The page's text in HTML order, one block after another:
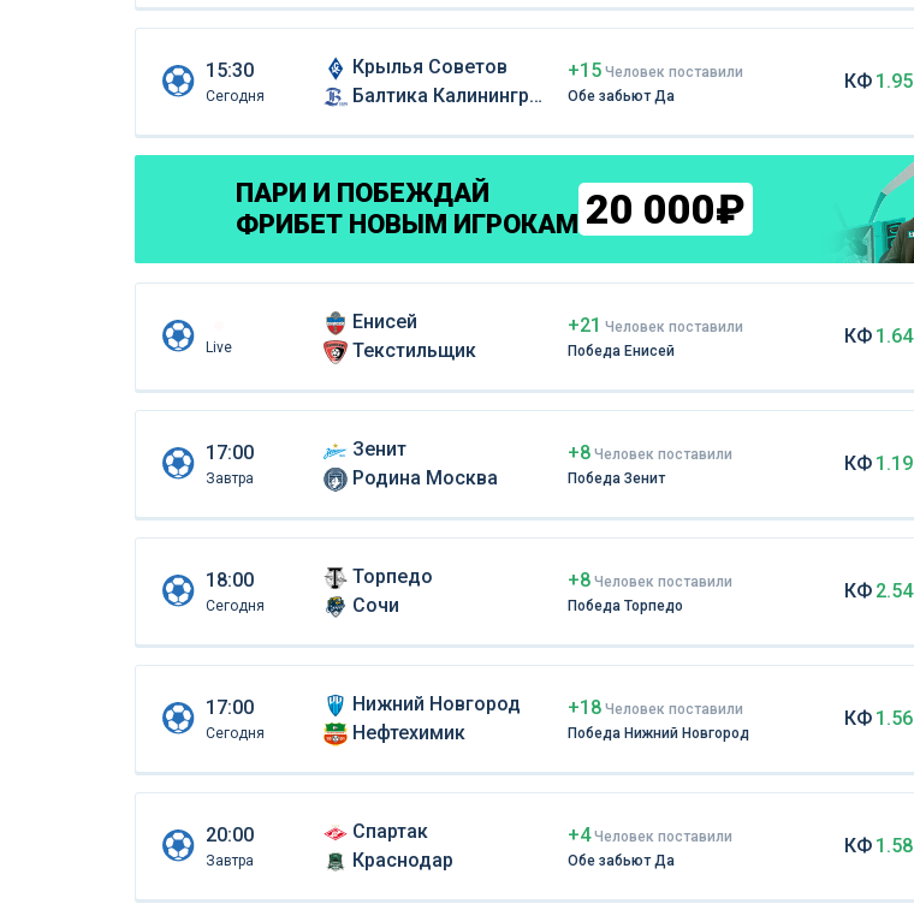
15:30
Сегодня
Крылья Советов
Балтика Калининград
+15 Человек поставили
Обе забьют Да
КФ 1.95
ПАРИ И ПОБЕЖДАЙ
ФРИБЕТ НОВЫМ ИГРОКАМ 20 000₽
Live
Енисей
Текстильщик
+21 Человек поставили
Победа Енисей
КФ 1.64
17:00
Завтра
Зенит
Родина Москва
+8 Человек поставили
Победа Зенит
КФ 1.19
18:00
Сегодня
Торпедо
Сочи
+8 Человек поставили
Победа Торпедо
КФ 2.54
17:00
Сегодня
Нижний Новгород
Нефтехимик
+18 Человек поставили
Победа Нижний Новгород
КФ 1.56
20:00
Завтра
Спартак
Краснодар
+4 Человек поставили
Обе забьют Да
КФ 1.58